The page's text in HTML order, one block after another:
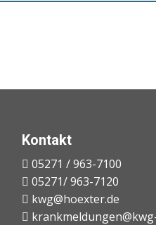
Kontakt
05271 / 963-7100
05271/ 963-7120
kwg@hoexter.de